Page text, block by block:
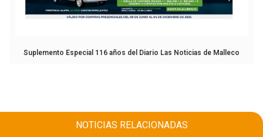
Suplemento Especial 116 años del Diario Las Noticias de Malleco
NOTICIAS RELACIONADAS